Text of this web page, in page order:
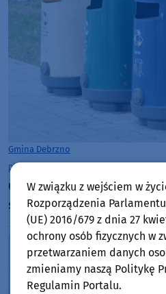
Gmina Debrzno
piątek, 17 lipca 2026, 09:21
Gmina Debrzno załata
śmieciowego. Dopłaci
W związku z wejściem w
Rozporządzenia
(UE) 2016/679 z dnia 27
ochrony osób fizycznych w
przetwarzaniem danych
zmieniamy naszą Politykę
Regulamin Portalu.